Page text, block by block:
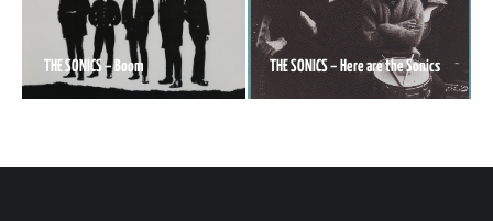
THE SONICS – Boom THE SONICS – Here are the Sonics